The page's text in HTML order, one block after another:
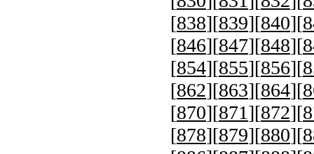
[838][839][840][
[846][847][848][
[854][855][856][
[862][863][864][
[870][871][872][
[878][879][880][